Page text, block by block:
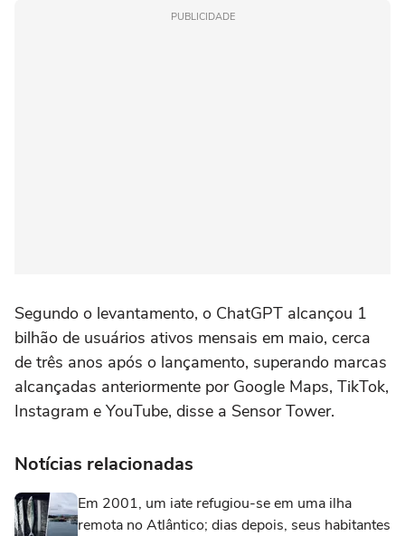
PUBLICIDADE
Segundo o levantamento, o ⁠ChatGPT alcançou 1
bilhão de usuários ativos mensais em maio, cerca
de três anos após o lançamento, superando ‌marcas
alcançadas anteriormente por Google ‌Maps, TikTok,
⁠Instagram ⁠e YouTube, disse a Sensor Tower.
Notícias relacionadas
Em 2001, um iate refugiou-se em uma ilha
remota no Atlântico; dias depois, seus habitantes